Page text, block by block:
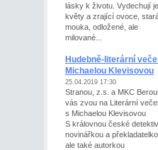
lásky k životu. Vydechují je
květy a zrající ovoce,
mouka, odložené, ale
milované...
Hudebně-literární
Michaelou Klevisovou
25.04.2019 17:30
Stranou, z.s. a MKC
vás zvou na Literární
s Michaelou Klevisovou
S královnou české
novinářkou a
ale také autorkou